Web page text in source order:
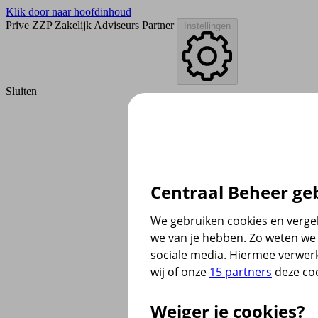
Klik door naar hoofdinhoud
Prive ZZP Zakelijk Adviseurs Partner Instellingen
Sluiten
Centraal Beheer
We gebruiken cookies en
we van je hebben. Zo weten
sociale media. Hiermee
wij of onze 15 partners deze
Weiger je cookies?